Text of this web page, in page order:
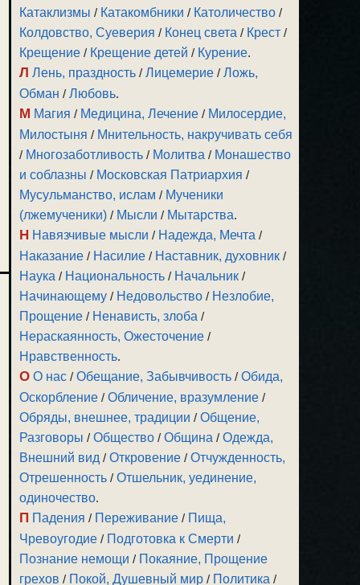
Катаклизмы / Катакомбники / Католичество /
Колдовство, Суеверия / Конец света / Крест /
Крещение / Крещение детей / Курение.
Л Лень, праздность /Лицемерие /Ложь,
Обман /Любовь.
М Магия / Медицина, Лечение / Милосердие,
Милостыня / Мнительность, накручивать себя
/ Многозаботливость / Молитва / Монашество
и соблазны / Московская Патриархия /
Мусульманство, ислам / Мученики
(лжемученики) / Мысли / Мытарства.
Н Навязчивые мысли / Надежда, Мечта /
Наказание / Насилие / Наставник, духовник /
Наука / Национальность / Начальник /
Начинающему / Недовольство / Незлобие,
Прощение / Ненависть, злоба /
Нераскаянность, Ожесточение /
Нравственность.
О О нас /Обещание, Забывчивость /Обида,
Оскорбление /Обличение, вразумление /
Обряды, внешнее, традиции /Общение,
Разговоры /Общество /Община /Одежда,
Внешний вид /Откровение /Отчужденность,
Отрешенность /Отшельник, уединение,
одиночество.
П Падения / Переживание / Пища,
Чревоугодие / Подготовка к Смерти /
Познание немощи / Покаяние, Прощение
грехов / Покой, Душевный мир / Политика /